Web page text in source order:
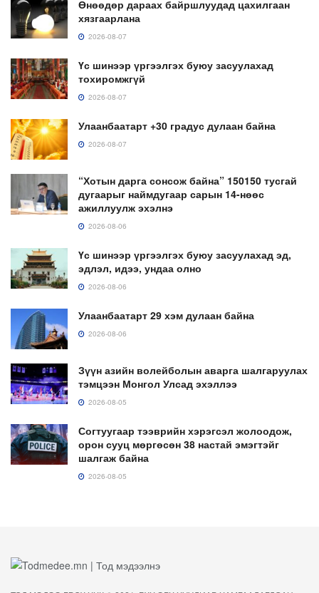
Өнөөдөр дараах байршлуудад цахилгаан
хязгаарлана
2026-08-07
Үс шинээр үргээлгэх буюу засуулахад
тохиромжгүй
2026-08-07
Улаанбаатарт +30 градус дулаан байна
2026-08-07
“Хотын дарга сонсож байна” 150150 тусгай
дугаарыг наймдугаар сарын 14-нөөс
ажиллуулж эхэлнэ
2026-08-06
Үс шинээр үргээлгэх буюу засуулахад эд,
эдлэл, идээ, ундаа олно
2026-08-06
Улаанбаатарт 29 хэм дулаан байна
2026-08-06
Зүүн азийн волейболын аварга шалгаруулах
тэмцээн Монгол Улсад эхэллээ
2026-08-05
Согтуугаар тээврийн хэрэгсэл жолоодож,
орон сууц мөргөсөн 38 настай эмэгтэйг
шалгаж байна
2026-08-05